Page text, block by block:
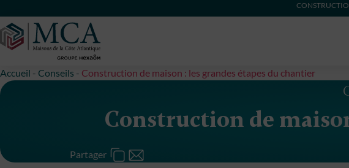
Accueil - Conseils - Construction de maison : les grandes étapes du chantier
Construction de
Partager